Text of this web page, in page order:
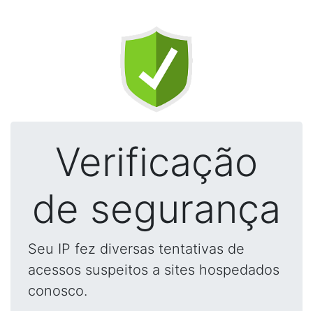
Verificação
de segurança
Seu IP fez diversas tentativas de
acessos suspeitos a sites hospedados
conosco.